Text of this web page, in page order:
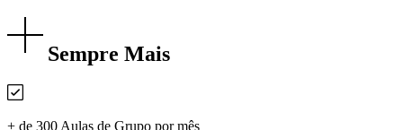
Sempre Mais
+ de 300 Aulas de Grupo por mês